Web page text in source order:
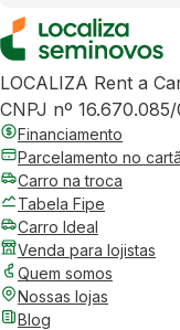
LOCALIZA Rent a
CNPJ nº
Financiamento
Parcelamento no
Carro na troca
Tabela Fipe
Carro Ideal
Venda para lojistas
Quem somos
Nossas lojas
Blog